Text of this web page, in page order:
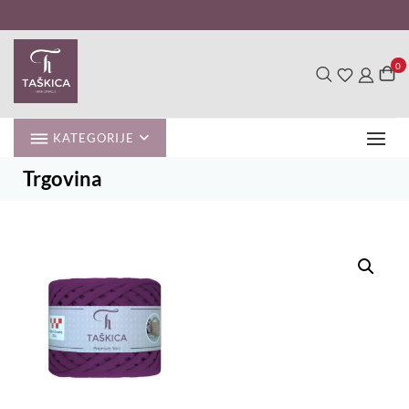
to
content
0
KATEGORIJE
Trgovina